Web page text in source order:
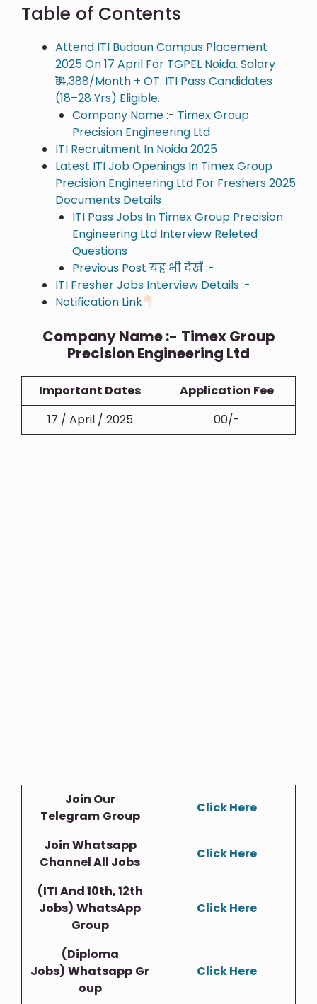
Table of Contents
Attend ITI Budaun Campus Placement
2025 On 17 April For TGPEL Noida. Salary
₹14,388/month + OT. ITI Pass Candidates
(18–28 Yrs) Eligible.
Company Name :- Timex Group
Precision Engineering Ltd
ITI Recruitment In Noida 2025
Latest ITI Job Openings In Timex Group
Precision Engineering Ltd For Freshers 2025
Documents Details
ITI Pass Jobs In Timex Group Precision
Engineering Ltd Interview Releted
Questions
Previous Post यह भी देखें :-
ITI Fresher Jobs Interview Details :-
Notification Link
Company Name :- Timex Group
Precision Engineering Ltd
Important Dates
Application Fee
17 / April / 2025
00/-
Join Our
Telegram Group
Click Here
Join Whatsapp
Channel All Jobs
Click Here
(ITI And 10th, 12th
Jobs) WhatsApp
Group
Click Here
(Diploma
Jobs) Whatsapp Gr
Oup
Click Here